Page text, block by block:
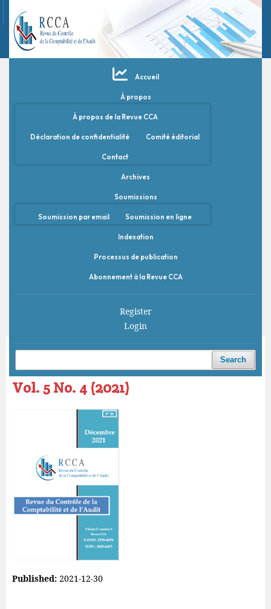
Accueil
À propos
À propos de la Revue CCA
Déclaration de confidentialité Comité éditorial
Contact
Archives
Soumissions
Soumission par email Soumission en ligne
Indexation
Processus de publication
Abonnement à la Revue CCA
Register
Login
Search
Home / Archives / Vol. 5 No. 4 (2021)
Vol. 5 No. 4 (2021)
Published: 2021-12-30